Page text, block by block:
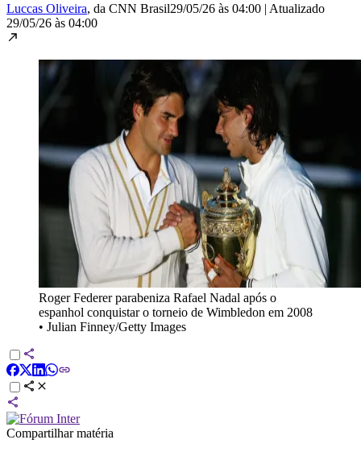
Luccas Oliveira, da CNN Brasil29/05/26 às 04:00 | Atualizado
29/05/26 às 04:00
Roger Federer parabeniza Rafael Nadal após o
espanhol conquistar o torneio de Wimbledon em 2008
• Julian Finney/Getty Images
Compartilhar matéria